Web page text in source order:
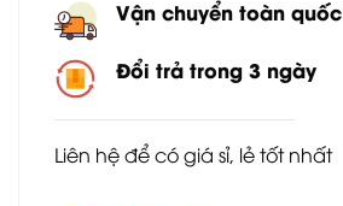
3.000.000₫.là:
Vận chuyển toàn quốc
Đổi trả trong 3 ngày
Liên hệ để có giá sỉ, lẻ tốt nhất